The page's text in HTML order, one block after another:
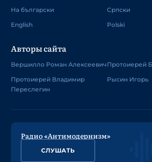
На български
English
Српски
Polski
Авторы сайта
Вершилло Роман Алексеевич
Протоиерей Владимир
Переслегин
Протоиерей
Рысин Игорь
Радио «Антимодернизм»
СЛУШАТЬ